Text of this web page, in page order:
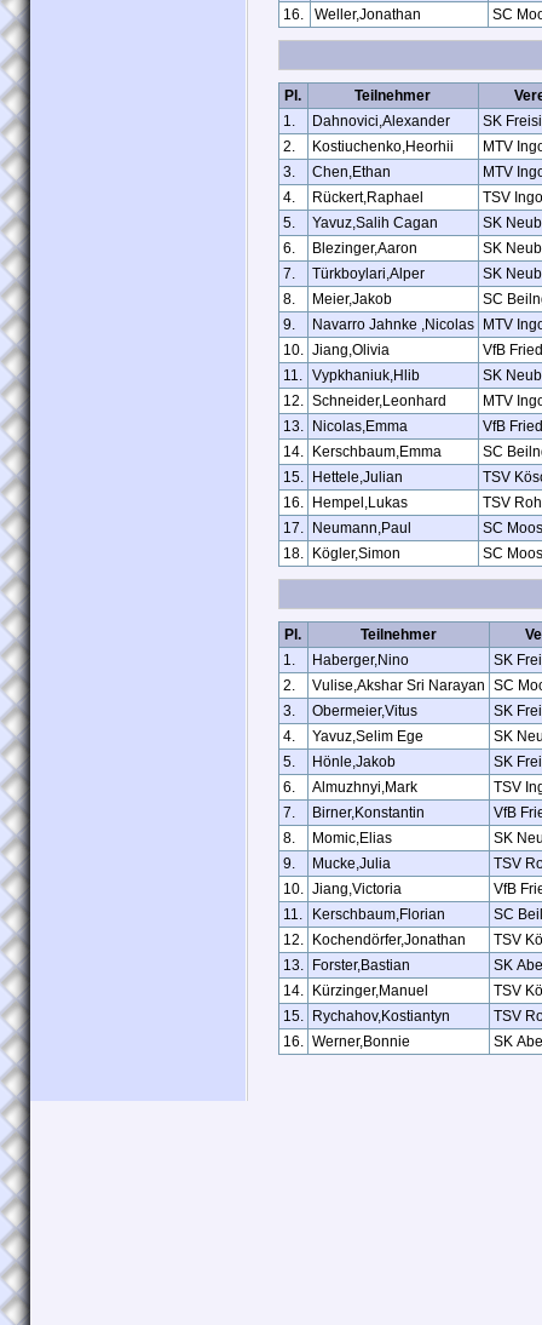
16.
Weller,Jonathan SC
Pl. Teilnehmer
1.
Dahnovici,Alexander
SK
2.
Kostiuchenko,Heorhii
MTV
3.
Chen,Ethan
MTV
4.
Rückert,Raphael
TSV
5.
Yavuz,Salih Cagan
SK
6.
Blezinger,Aaron
SK
7.
Türkboylari,Alper
SK
8.
Meier,Jakob
SC
9.
Navarro Jahnke ,Nicolas
MTV
10. Jiang,Olivia
VfB
11. Vypkhaniuk,Hlib
SK
12. Schneider,Leonhard
MTV
13.
Nicolas,Emma
VfB
14.
Kerschbaum,Emma
SC
15.
Hettele,Julian
TSV
16.
Hempel,Lukas
TSV
17.
Neumann,Paul
SC
18.
Kögler,Simon SC
Pl. Teilnehmer
1.
Haberger,Nino
SK
2.
Vulise,Akshar Sri Narayan SC
3.
Obermeier,Vitus
SK
4.
Yavuz,Selim Ege
SK
5.
Hönle,Jakob
SK
6.
Almuzhnyi,Mark
TSV
7.
Birner,Konstantin
VfB
8.
Momic,Elias
SK
9.
Mucke,Julia
TSV
10. Jiang,Victoria
VfB
11.
Kerschbaum,Florian
SC
12.
Kochendörfer,Jonathan
TSV
13.
Forster,Bastian
SK
14.
Kürzinger,Manuel
TSV
15.
Rychahov,Kostiantyn
TSV
16. Werner,Bonnie SK